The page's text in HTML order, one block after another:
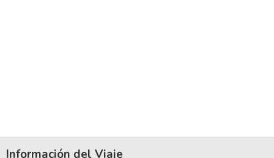
Información del Viaje